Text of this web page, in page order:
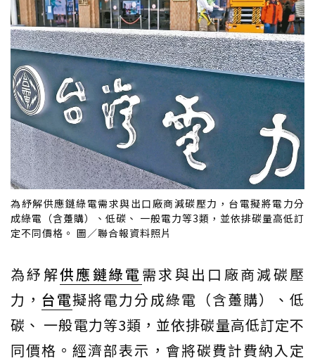
為紓解供應鏈綠電需求與出口廠商減碳壓力，台電擬將電力分
成綠電（含躉購）、低碳、 一般電力等3類，並依排碳量高低訂
定不同價格。 圖／聯合報資料照片
為紓解供應鏈綠電需求與出口廠商減碳壓
力， 台電擬將電力分成綠電（含躉購）、低
碳、 一般電力等3類，並依排碳量高低訂定不
同價格。經濟部表示，會將碳費計費納入定